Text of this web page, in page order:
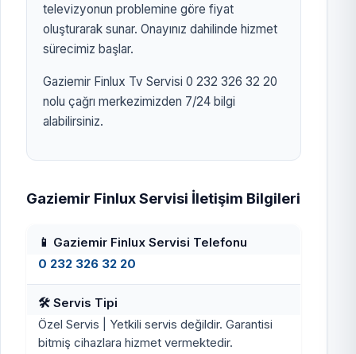
televizyonun problemine göre fiyat
oluşturarak sunar. Onayınız dahilinde hizmet
sürecimiz başlar.
Gaziemir Finlux Tv Servisi 0 232 326 32 20
nolu çağrı merkezimizden 7/24 bilgi
alabilirsiniz.
Gaziemir Finlux Servisi İletişim Bilgileri
📱 Gaziemir Finlux Servisi Telefonu
0 232 326 32 20
🛠️ Servis Tipi
Özel Servis | Yetkili servis değildir. Garantisi
bitmiş cihazlara hizmet vermektedir.